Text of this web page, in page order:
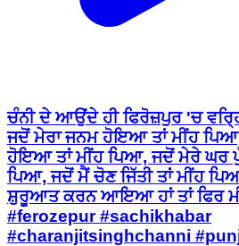
ਚੰਨੀ ਦੇ ਆਉਂਦੇ ਹੀ ਫਿਰੋਜ਼ਪੁਰ 'ਚ
ਜਦੋਂ ਮੇਰਾ ਜਨਮ ਹੋਇਆ ਤਾਂ ਮੀਂਹ
ਹੋਇਆ ਤਾਂ ਮੀਂਹ ਪਿਆ, ਜਦੋਂ ਮੇਰੇ ਘਰ
ਪਿਆ, ਜਦੋਂ ਮੈਂ ਚੋਣ ਜਿੱਤੀ ਤਾਂ ਮੀਂਹ
ਸ਼ੁਰੂਆਤ ਕਰਨ ਆਇਆ ਹਾਂ ਤਾਂ ਫਿਰ
#ferozepur #sachikhabar
#charanjitsinghchanni